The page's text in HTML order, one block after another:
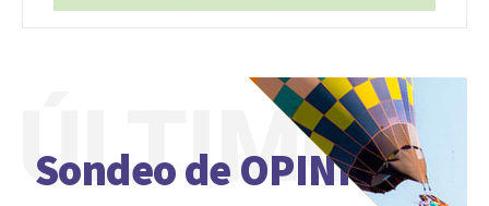
Sondeo de OPINIÓN
ÚLTIMO